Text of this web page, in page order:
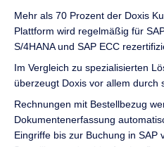
Mehr als 70 Prozent der Doxis
Plattform wird regelmäßig für
S/4HANA und SAP ECC
Im Vergleich zu spezialisierten
überzeugt Doxis vor allem durch
Rechnungen mit Bestellbezug
Dokumentenerfassung
Eingriffe bis zur Buchung in